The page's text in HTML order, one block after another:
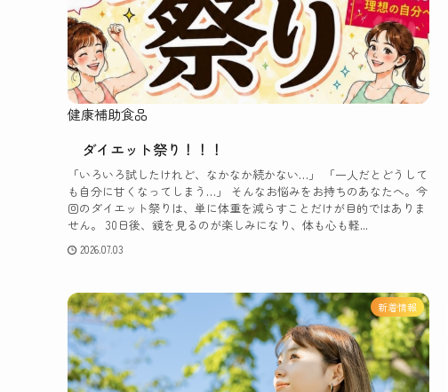
健康補助食品
ダイエット祭り！！！
「いろいろ試したけれど、なかなか続かない…」 「一人だとどうして
も自分に甘くなってしまう…」 そんなお悩みをお持ちのあなたへ。今
回のダイエット祭りは、単に体重を減らすことだけが目的ではありま
せん。 30日後、鏡を見るのが楽しみになり、体も心も軽...
2026.07.03
新着情報